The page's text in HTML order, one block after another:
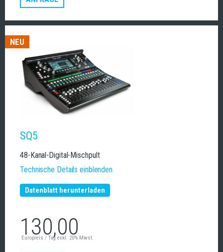
SQ5
48-Kanal-Digital-Mischpult
Technische Details einblenden
Datenblatt herunterladen
130,00
Europreis / Tag exkl. 20% Mwst.
NEU